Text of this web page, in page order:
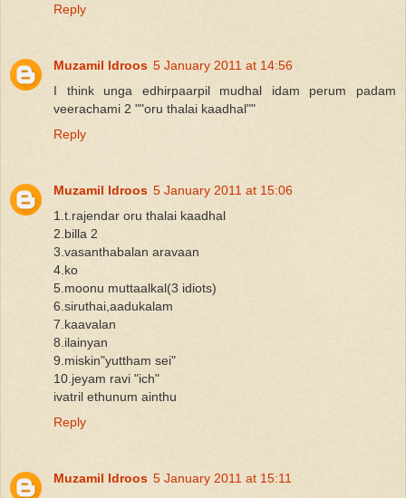
Reply
Muzamil Idroos 5 January 2011 at 14:56
I think unga edhirpaarpil mudhal idam perum padam
veerachami 2 ""oru thalai kaadhal""
Reply
Muzamil Idroos 5 January 2011 at 15:06
1.t.rajendar oru thalai kaadhal
2.billa 2
3.vasanthabalan aravaan
4.ko
5.moonu muttaalkal(3 idiots)
6.siruthai,aadukalam
7.kaavalan
8.ilainyan
9.miskin"yuttham sei"
10.jeyam ravi "ich"
ivatril ethunum ainthu
Reply
Muzamil Idroos 5 January 2011 at 15:11